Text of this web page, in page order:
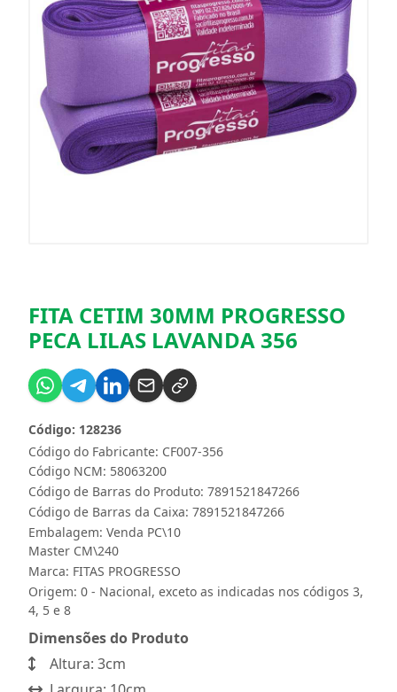
FITA CETIM 30MM PROGRESSO
PECA LILAS LAVANDA 356
Código do Fabricante: CF007-356
Código: 128236
Código NCM: 58063200
Código de Barras do Produto: 7891521847266
Código de Barras da Caixa: 7891521847266
Embalagem: Venda PC\10
Master CM\240
Marca: FITAS PROGRESSO
Origem: 0 - Nacional, exceto as indicadas nos códigos 3,
4, 5 e 8
Dimensões do Produto
Altura: 3cm